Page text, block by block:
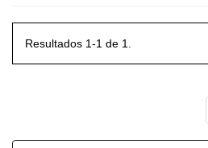
Resultados 1-1 de 1.